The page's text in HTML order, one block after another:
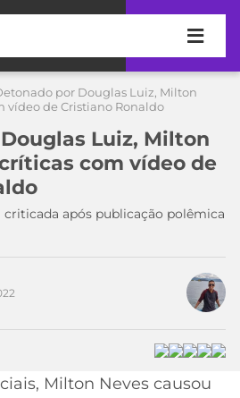
por Douglas Luiz, Milton
vídeo de Cristiano Ronaldo
Luiz, Milton
com vídeo de
após publicação polêmica
Milton Neves causou